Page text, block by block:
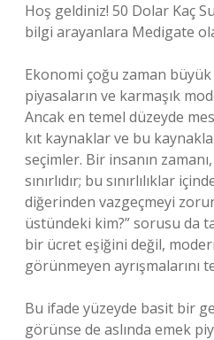
Hoş geldiniz! 50 Dolar Kaç
bilgi arayanlara Medigate
Ekonomi çoğu zaman
piyasaların ve karmaşık
Ancak en temel düzeyde
kıt kaynaklar ve bu
seçimler. Bir insanın
sınırlıdır; bu sınırlılıklar
diğerinden vazgeçmeyi
üstündeki kim?” sorusu da
bir ücret eşiğini değil,
görünmeyen ayrışmalarını
Bu ifade yüzeyde basit bir
görünse de aslında emek